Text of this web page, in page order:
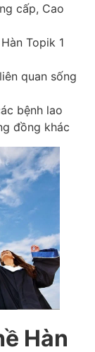
cấp, Cao
Topik 1
quan sống
bệnh lao
đồng khác
Hàn